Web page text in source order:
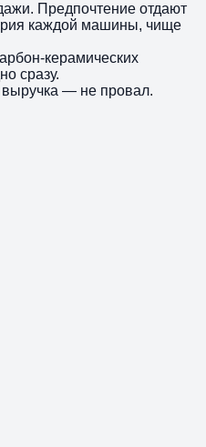
Предпочтение отдают
каждой машины, чище
керамических
сразу.
выручка — не провал.